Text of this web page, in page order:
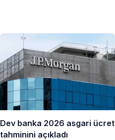
Dev banka 2026 asgari ücret
tahminini açıkladı